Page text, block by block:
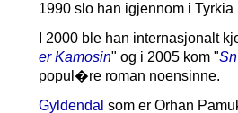
1990 slo han igjennom i
I 2000 ble han internasjonalt
er Kamosin" og i 2005 kom "
popul�re roman noensinne.
Gyldendal som er Orhan